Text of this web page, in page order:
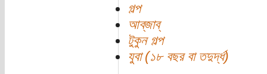
গল্প
আব্‌জাব্‌
টুকুন গল্প
যুবা (১৮ বছর বা তদুর্দ্ধ)